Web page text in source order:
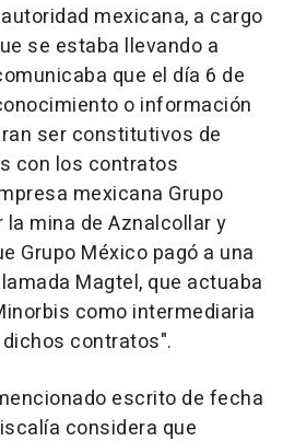
mexicana, a cargo
se estaba llevando a
que el día 6 de
o información
ser constitutivos de
con los contratos
mexicana Grupo
mina de Aznalcollar y
Grupo México pagó a una
Magtel, que actuaba
como intermediaria
contratos".
escrito de fecha
considera que